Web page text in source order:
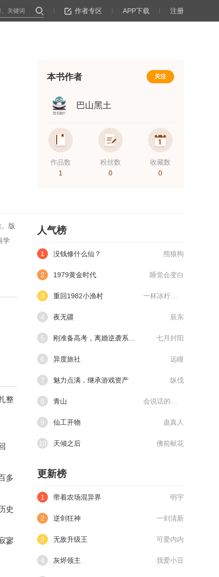
作者专区 APP下载 注册
本书作者 关注
巴山黑土
作品数
1
粉丝数
0
收藏数
0
版
学
整
多
史
寥
人气榜
1 没钱修什么仙？ 熊狼狗
2 1979黄金时代 睡觉会变白
3 重回1982小渔村
4 夜无疆 辰东
5 七月封阳
6 异度旅社 远瞳
7 魅力点满，继承游戏资产 纵伐
8 青山
9 仙工开物 蛊真人
10 天倾之后 佛前献花
更新榜
1 带着农场混异界 明宇
2 逆剑狂神 一剑清新
3 无敌升级王 可爱内内
4 灰烬领主 我爱小豆